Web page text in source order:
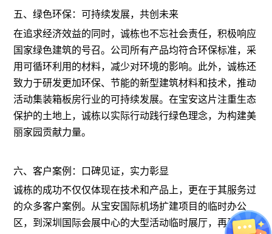
五、绿色环保：可持续发展，共创未来
在追求经济效益的同时，诚栋也不忘社会责任，积极响应
国家绿色建筑的号召。公司所有产品均符合环保标准，采
用可循环利用的材料，减少对环境的影响。此外，诚栋还
致力于研发更加环保、节能的新型建筑材料和技术，推动
活动集装箱板房行业的可持续发展。在宝安这片注重生态
保护的土地上，诚栋以实际行动践行绿色理念，为构建美
丽家园贡献力量。
六、客户案例：口碑见证，实力彰显
诚栋的成功不仅仅体现在技术和产品上，更在于其服务过
的众多客户案例。从宝安国际机场扩建项目的临时办公
区，到深圳国际会展中心的大型活动临时展厅，再到多个